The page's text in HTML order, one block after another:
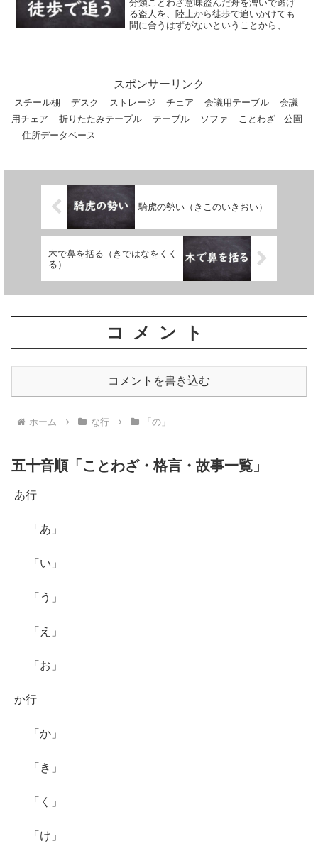
分類ことわざ意味盗んだ舟を漕いで逃げ
る盗人を、陸上から徒歩で追いかけても
間に合うはずがないということから、無
スポンサーリンク
スチール棚 デスク ストレージ チェア 会議用テーブル
会議
用チェア
折りたたみテーブル テーブル ソファ ことわざ
公園
住所データベース
騎虎の勢い（きこのいきおい）
木で鼻を括る（きではなをくく
る）
コメント
コメントを書き込む
ホーム な行 「の」
五十音順「ことわざ・格言・故事一覧」
あ行
「あ」
「い」
「う」
「え」
「お」
か行
「か」
「き」
「く」
「け」